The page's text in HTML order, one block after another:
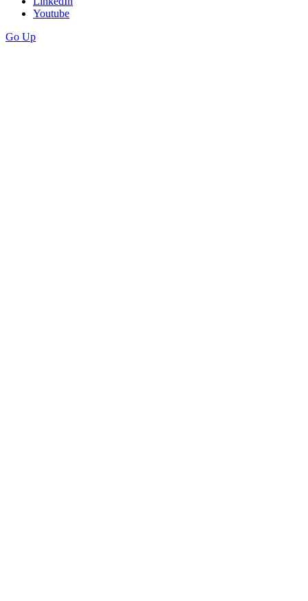
Youtube
Go Up